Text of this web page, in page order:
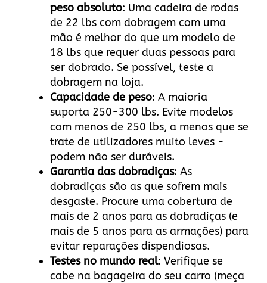
peso absoluto: Uma cadeira de rodas
de 22 lbs com dobragem com uma
mão é melhor do que um modelo de
18 lbs que requer duas pessoas para
ser dobrado. Se possível, teste a
dobragem na loja.
Capacidade de peso: A maioria
suporta 250-300 lbs. Evite modelos
com menos de 250 lbs, a menos que se
trate de utilizadores muito leves -
podem não ser duráveis.
Garantia das dobradiças: As
dobradiças são as que sofrem mais
desgaste. Procure uma cobertura de
mais de 2 anos para as dobradiças (e
mais de 5 anos para as armações) para
evitar reparações dispendiosas.
Testes no mundo real: Verifique se
cabe na bagageira do seu carro (meça